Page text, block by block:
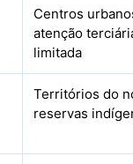
Centros
atenção
limitada
Territórios do
reservas